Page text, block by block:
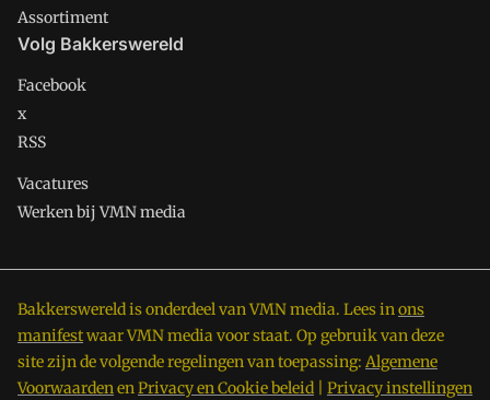
Assortiment
Volg Bakkerswereld
Facebook
x
RSS
Vacatures
Werken bij VMN media
Bakkerswereld is onderdeel van VMN media. Lees inons
manifestwaar VMN media voor staat. Op gebruik van deze
site zijn de volgende regelingen van toepassing: Algemene
VoorwaardenenPrivacy en Cookie beleid Privacy instellingen